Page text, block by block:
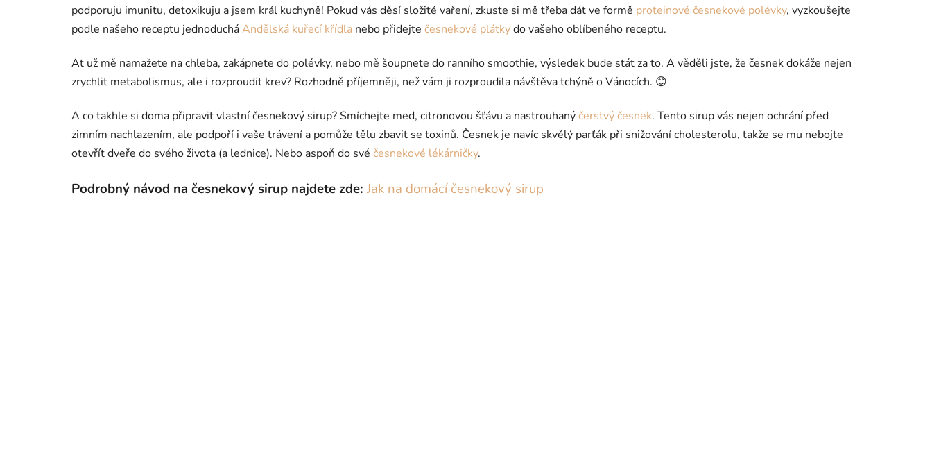
podporuju imunitu, detoxikuju a jsem král kuchyně! Pokud vás děsí složité vaření, zkuste si mě třeba dát ve formě proteinové česnekové polévky, vyzkoušejte
podle našeho receptu jednoducháAndělská kuřecí křídla nebo přidejte česnekové plátkydo vašeho oblíbeného receptu.
Ať už mě namažete na chleba, zakápnete do polévky, nebo mě šoupnete do ranního smoothie, výsledek bude stát za to. A věděli jste, že česnek dokáže nejen
zrychlit metabolismus, ale i rozproudit krev? Rozhodně příjemněji, než vám ji rozproudila návštěva tchýně o Vánocích. 😊
A co takhle si doma připravit vlastní česnekový sirup? Smíchejte med, citronovou šťávu a nastrouhanýčerstvý česnek. Tento sirup vás nejen ochrání před
zimním nachlazením, ale podpoří i vaše trávení a pomůže tělu zbavit se toxinů. Česnek je navíc skvělý parťák při snižování cholesterolu, takže se mu nebojte
otevřít dveře do svého života (a lednice). Nebo aspoň do své česnekové lékárničky.
Podrobný návod na česnekový sirup najdete zde: Jak na domácí česnekový sirup